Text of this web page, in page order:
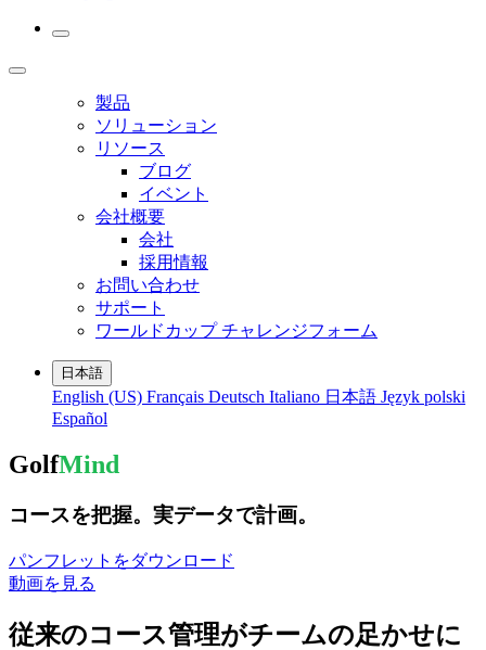
製品
ソリューション
リソース
ブログ
イベント
会社概要
会社
採用情報
お問い合わせ
サポート
ワールドカップ チャレンジフォーム
日本語
English (US) Français Deutsch Italiano 日本語 Język polski
Español
GolfMind
コースを把握。実データで計画。
パンフレットをダウンロード
動画を見る
従来のコース管理がチームの足かせに